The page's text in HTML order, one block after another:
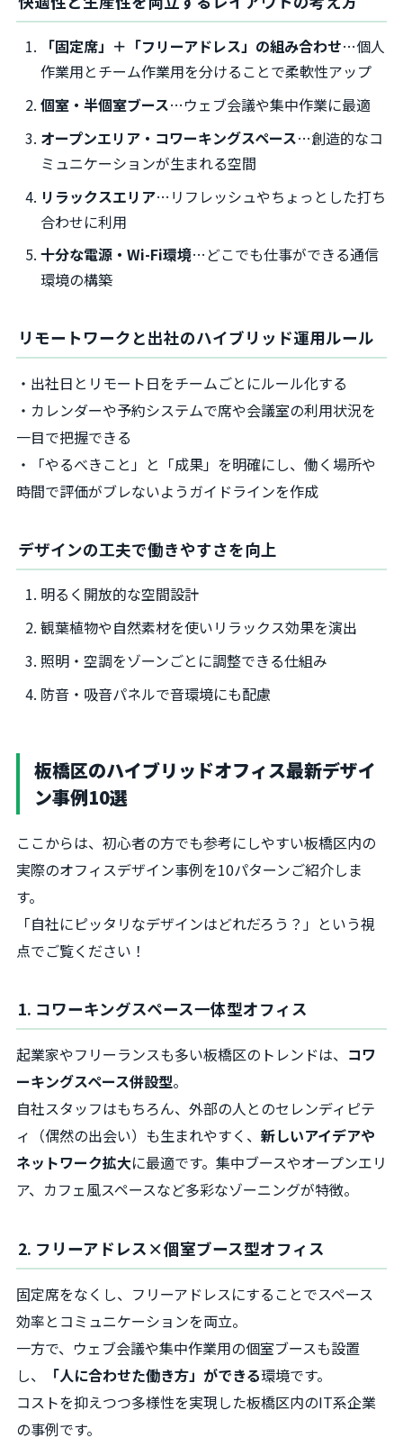
「固定席」＋「フリーアドレス」の組み合わせ…個人
作業用とチーム作業用を分けることで柔軟性アップ
個室・半個室ブース…ウェブ会議や集中作業に最適
オープンエリア・コワーキングスペース…創造的なコ
ミュニケーションが生まれる空間
リラックスエリア…リフレッシュやちょっとした打ち
合わせに利用
十分な電源・Wi-Fi環境…どこでも仕事ができる通信
環境の構築
リモートワークと出社のハイブリッド運用ルール
・出社日とリモート日をチームごとにルール化する
・カレンダーや予約システムで席や会議室の利用状況を
一目で把握できる
・「やるべきこと」と「成果」を明確にし、働く場所や
時間で評価がブレないようガイドラインを作成
デザインの工夫で働きやすさを向上
明るく開放的な空間設計
観葉植物や自然素材を使いリラックス効果を演出
照明・空調をゾーンごとに調整できる仕組み
防音・吸音パネルで音環境にも配慮
板橋区のハイブリッドオフィス最新デザイ
ン事例10選
ここからは、初心者の方でも参考にしやすい板橋区内の
実際のオフィスデザイン事例を10パターンご紹介しま
す。
「自社にピッタリなデザインはどれだろう？」という視
点でご覧ください！
1. コワーキングスペース一体型オフィス
起業家やフリーランスも多い板橋区のトレンドは、 コワ
ーキングスペース併設型。
自社スタッフはもちろん、外部の人とのセレンディピテ
ィ（偶然の出会い）も生まれやすく、 新しいアイデアや
ネットワーク拡大に最適です。集中ブースやオープンエリ
ア、カフェ風スペースなど多彩なゾーニングが特徴。
2. フリーアドレス×個室ブース型オフィス
固定席をなくし、フリーアドレスにすることでスペース
効率とコミュニケーションを両立。
一方で、ウェブ会議や集中作業用の個室ブースも設置
し、
「人に合わせた働き方」ができる環境です。
コストを抑えつつ多様性を実現した板橋区内のIT系企業
の事例です。